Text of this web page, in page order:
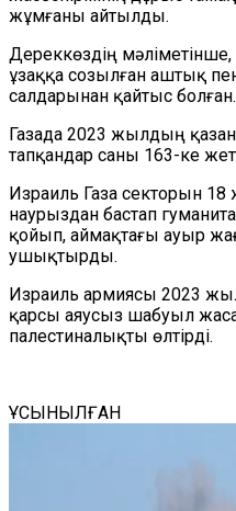
жұмғаны айтылды.
Дереккөздің
ұзаққа созылған аштық
салдарынан қайтыс болған.
Газада 2023 жылдың
тапқандар саны 163-ке
Израиль Газа секторын
наурыздан бастап
қойып, аймақтағы ауыр
ушықтырды.
Израиль армиясы 2023
қарсы аяусыз шабуыл
палестиналықты өлтірді.
ҰСЫНЫЛҒАН